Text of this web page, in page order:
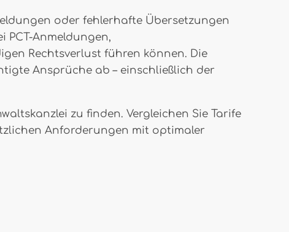
oder fehlerhafte Übersetzungen
Anmeldungen,
Rechtsverlust führen können. Die
Ansprüche ab – einschließlich der
zu finden. Vergleichen Sie Tarife
Anforderungen mit optimaler